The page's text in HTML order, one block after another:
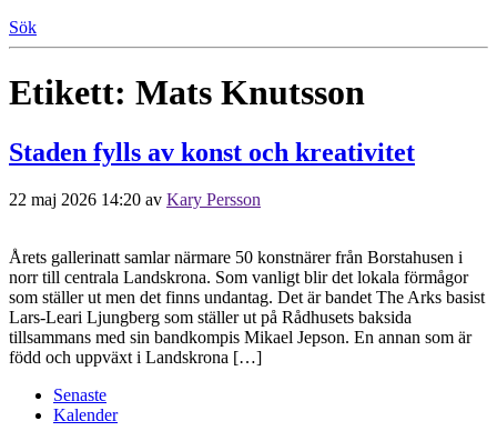
Sök
Etikett: Mats Knutsson
Staden fylls av konst och kreativitet
22 maj 2026 14:20 av Kary Persson
Årets gallerinatt samlar närmare 50 konstnärer från Borstahusen i
norr till centrala Landskrona. Som vanligt blir det lokala förmågor
som ställer ut men det finns undantag. Det är bandet The Arks basist
Lars-Leari Ljungberg som ställer ut på Rådhusets baksida
tillsammans med sin bandkompis Mikael Jepson. En annan som är
född och uppväxt i Landskrona […]
Senaste
Kalender